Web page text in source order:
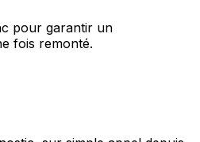
pour garantir un
fois remonté.